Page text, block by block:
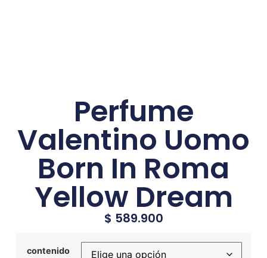
Perfume
Valentino Uomo
Born In Roma
Yellow Dream
$ 589.900
contenido